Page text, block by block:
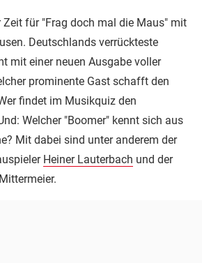
Zeit für "Frag doch mal die Maus" mit
Deutschlands verrückteste
mit einer neuen Ausgabe voller
prominente Gast schafft den
findet im Musikquiz den
Welcher "Boomer" kennt sich aus
Mit dabei sind unter anderem der
Heiner Lauterbach und der